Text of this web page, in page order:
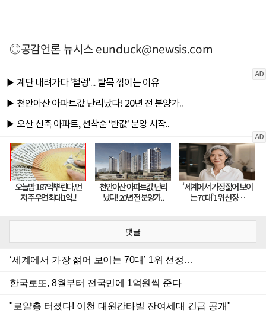
◎공감언론 뉴시스eunduck@newsis.com
댓글